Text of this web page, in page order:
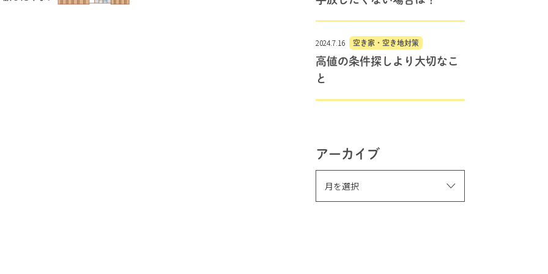
2024.7.16 空き家・空き地対策
高値の条件探しより大切なこ
と
アーカイブ